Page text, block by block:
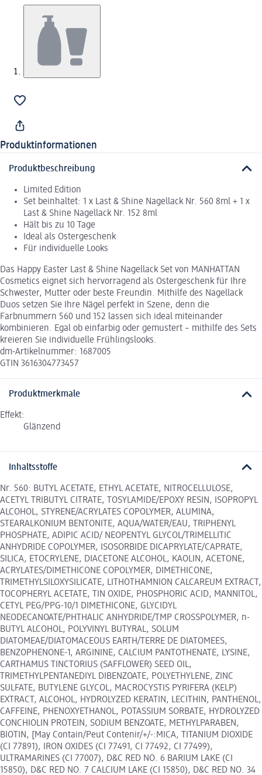
Produktinformationen
Produktbeschreibung
Limited Edition
Set beinhaltet: 1 x Last & Shine Nagellack Nr. 560 8ml + 1 x
Last & Shine Nagellack Nr. 152 8ml
Hält bis zu 10 Tage
Ideal als Ostergeschenk
Für individuelle Looks
Das Happy Easter Last & Shine Nagellack Set von MANHATTAN
Cosmetics eignet sich hervorragend als Ostergeschenk für Ihre
Schwester, Mutter oder beste Freundin. Mithilfe des Nagellack
Duos setzen Sie Ihre Nägel perfekt in Szene, denn die
Farbnummern 560 und 152 lassen sich ideal miteinander
kombinieren. Egal ob einfarbig oder gemustert – mithilfe des Sets
kreieren Sie individuelle Frühlingslooks.
dm-Artikelnummer: 1687005
GTIN 3616304773457
Produktmerkmale
Effekt:
Glänzend
Inhaltsstoffe
Nr. 560: BUTYL ACETATE, ETHYL ACETATE, NITROCELLULOSE,
ACETYL TRIBUTYL CITRATE, TOSYLAMIDE/EPOXY RESIN, ISOPROPYL
ALCOHOL, STYRENE/ACRYLATES COPOLYMER, ALUMINA,
STEARALKONIUM BENTONITE, AQUA/WATER/EAU, TRIPHENYL
PHOSPHATE, ADIPIC ACID/ NEOPENTYL GLYCOL/TRIMELLITIC
ANHYDRIDE COPOLYMER, ISOSORBIDE DICAPRYLATE/CAPRATE,
SILICA, ETOCRYLENE, DIACETONE ALCOHOL, KAOLIN, ACETONE,
ACRYLATES/DIMETHICONE COPOLYMER, DIMETHICONE,
TRIMETHYLSILOXYSILICATE, LITHOTHAMNION CALCAREUM EXTRACT,
TOCOPHERYL ACETATE, TIN OXIDE, PHOSPHORIC ACID, MANNITOL,
CETYL PEG/PPG-10/1 DIMETHICONE, GLYCIDYL
NEODECANOATE/PHTHALIC ANHYDRIDE/TMP CROSSPOLYMER, n-
BUTYL ALCOHOL, POLYVINYL BUTYRAL, SOLUM
DIATOMEAE/DIATOMACEOUS EARTH/TERRE DE DIATOMEES,
BENZOPHENONE-1, ARGININE, CALCIUM PANTOTHENATE, LYSINE,
CARTHAMUS TINCTORIUS (SAFFLOWER) SEED OIL,
TRIMETHYLPENTANEDIYL DIBENZOATE, POLYETHYLENE, ZINC
SULFATE, BUTYLENE GLYCOL, MACROCYSTIS PYRIFERA (KELP)
EXTRACT, ALCOHOL, HYDROLYZED KERATIN, LECITHIN, PANTHENOL,
CAFFEINE, PHENOXYETHANOL, POTASSIUM SORBATE, HYDROLYZED
CONCHIOLIN PROTEIN, SODIUM BENZOATE, METHYLPARABEN,
BIOTIN, [May Contain/Peut Contenir/+/-:MICA, TITANIUM DIOXIDE
(CI 77891), IRON OXIDES (CI 77491, CI 77492, CI 77499),
ULTRAMARINES (CI 77007), D&C RED NO. 6 BARIUM LAKE (CI
15850), D&C RED NO. 7 CALCIUM LAKE (CI 15850), D&C RED NO. 34